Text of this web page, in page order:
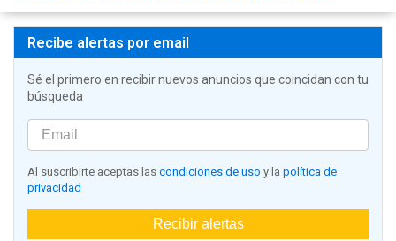
Recibe alertas por email
Sé el primero en recibir nuevos anuncios que coincidan con tu
búsqueda
Al suscribirte aceptas las condiciones de uso y la política de
privacidad
Recibir alertas